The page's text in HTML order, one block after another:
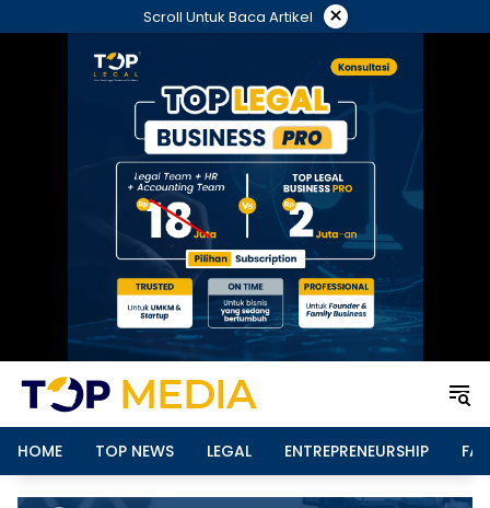
ke
Scroll Untuk Baca Artikel ×
HOME TOP NEWS LEGAL ENTREPRENEURSHIP